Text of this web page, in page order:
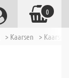
> Kaarsen >
0